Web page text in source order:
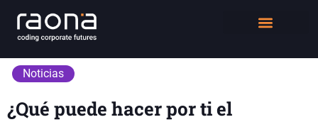
Noticias
¿Qué puede hacer por ti el